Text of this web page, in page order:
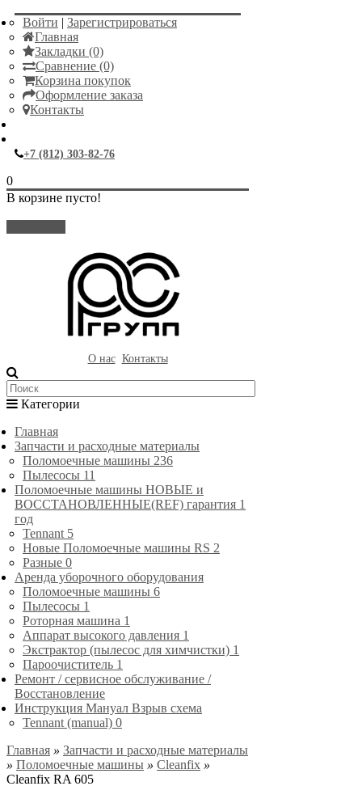
Войти | Зарегистрироваться
Главная
Закладки (0)
Сравнение (0)
Корзина покупок
Оформление заказа
Контакты
+7 (812) 303-82-76
0
В корзине пусто!
О нас Контакты
Категории
Главная
Запчасти и расходные материалы
Поломоечные машины 236
Пылесосы 11
Поломоечные машины НОВЫЕ и
ВОССТАНОВЛЕННЫЕ(REF) гарантия 1
год
Tennant 5
Новые Поломоечные машины RS 2
Разные 0
Аренда уборочного оборудования
Поломоечные машины 6
Пылесосы 1
Роторная машина 1
Аппарат высокого давления 1
Экстрактор (пылесос для химчистки) 1
Пароочиститель 1
Ремонт / сервисное обслуживание /
Восстановление
Инструкция Мануал Взрыв схема
Tennant (manual) 0
Главная » Запчасти и расходные материалы
» Поломоечные машины » Cleanfix »
Cleanfix RA 605